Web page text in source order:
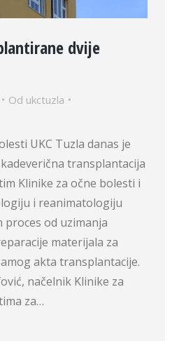
dvije
Od ukctuzla
UKC Tuzla danas je
transplantacija
Klinike za očne bolesti i
i reanimatologiju
od uzimanja
materijala za
akta transplantacije.
načelnik Klinike za
za…